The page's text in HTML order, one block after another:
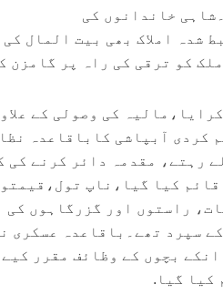
خاندانوں کی
شدہ املاک بھی بیت المال کی
کو ترقی کی راہ پر گامزن
کی وصولی کے
کردی آبپاشی کاباقاعدہ
رہتے، مقدمہ دائر کرنے کی
کیا گیا،ناپ
راستوں اور گزرگاہوں کی
سپرد تھے۔باقاعدہ عسکری
بچوں کے وظائف مقرر کیے
کیا گیا.